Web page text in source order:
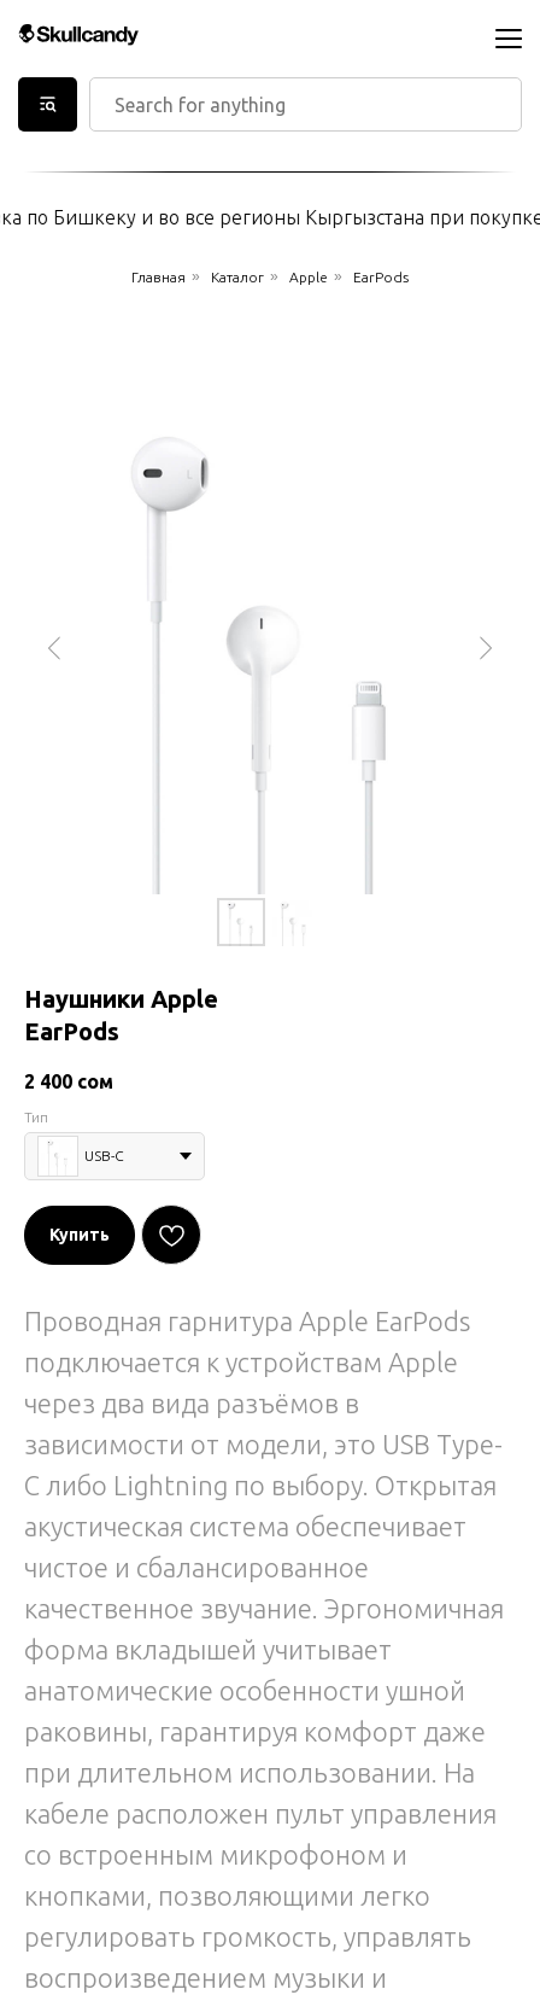
по Бишкеку и во все регионы Кыргызстана при покупке
Главная » Каталог » Apple » EarPods
Наушники Apple
EarPods
2 400 сом
Тип
USB-C
Купить
Проводная гарнитура Apple EarPods
подключается к устройствам Apple
через два вида разъёмов в
зависимости от модели, это USB Type-
C либо Lightning по выбору. Открытая
акустическая система обеспечивает
чистое и сбалансированное
качественное звучание. Эргономичная
форма вкладышей учитывает
анатомические особенности ушной
раковины, гарантируя комфорт даже
при длительном использовании. На
кабеле расположен пульт управления
со встроенным микрофоном и
кнопками, позволяющими легко
регулировать громкость, управлять
воспроизведением музыки и